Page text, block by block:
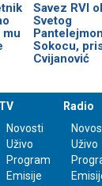
Savez RVI
Svetog
Sokocu,
Cvijanović
TV
Novosti
Uživo
Program
Emisije
Radio
Uživo